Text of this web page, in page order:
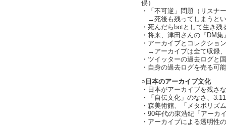
俣）
・「不可逆」問題（リスナ
→死後も残ってしまうと
・死んだらbotとして生き残
・将来、津田さんの『DM
・アーカイブとコレクショ
→アーカイブは全て収録、
・ツイッターの過去ログと
・自身の過去ログを売る可
○日本のアーカイブ文化
・日本がアーカイブを残さ
・「自伝文化」のなさ、
・森美術館、「メタボリズ
・90年代の東浩紀「アーカ
・アーカイブによる透明性